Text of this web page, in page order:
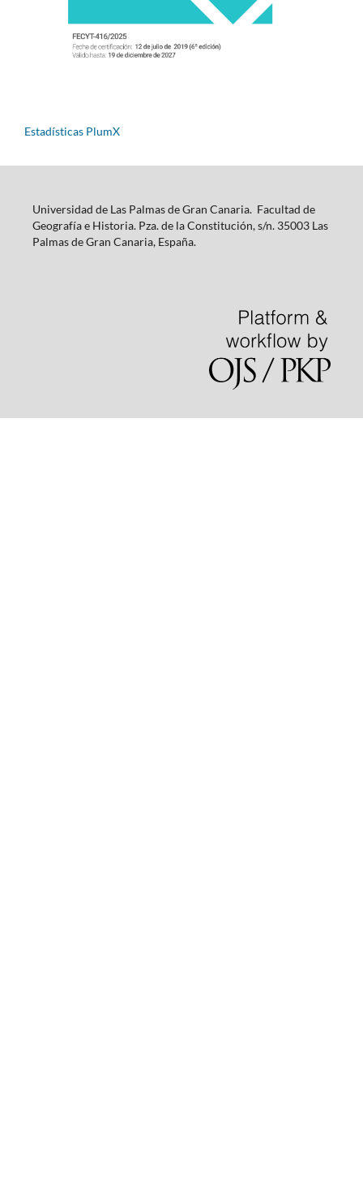
Estadísticas PlumX
Universidad de Las Palmas de Gran Canaria. Facultad de
Geografía e Historia. Pza. de la Constitución, s/n. 35003 Las
Palmas de Gran Canaria, España.